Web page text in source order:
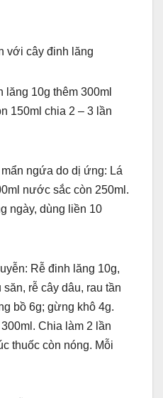
lăng 10g thêm 300ml
150ml chia 2 – 3 lần
ngứa do dị ứng: Lá
nước sắc còn 250ml.
ngày, dùng liền 10
Rễ đinh lăng 10g,
rễ cây dâu, rau tần
bồ 6g; gừng khô 4g.
Chia làm 2 lần
thuốc còn nóng. Mỗi